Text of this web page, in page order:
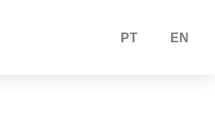
PT EN